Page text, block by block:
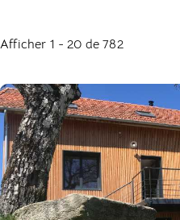
Afficher 1 - 20 de 782
The grange in the Cantal :
Cantal